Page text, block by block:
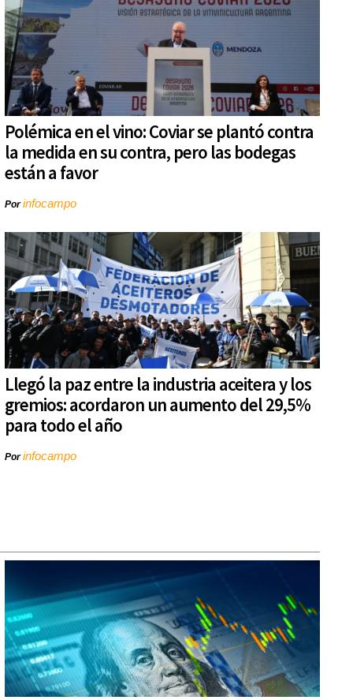
Polémica en el vino: Coviar se plantó contra
la medida en su contra, pero las bodegas
están a favor
Porinfocampo
Llegó la paz entre la industria aceitera y los
gremios: acordaron un aumento del 29,5%
para todo el año
Porinfocampo